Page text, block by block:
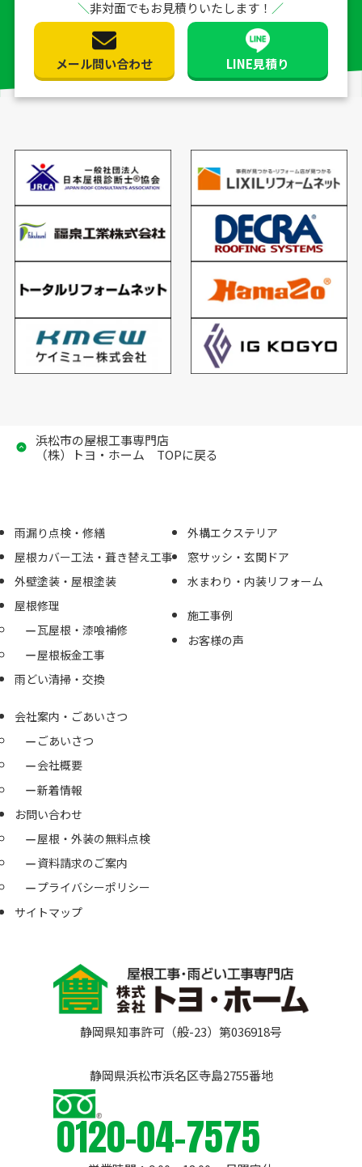
非対面でもお見積りいたします！
メール問い合わせ LINE見積り
浜松市の屋根工事専門店
（株）トヨ・ホーム TOPに戻る
静岡県知事許可（般-23）第036918号
静岡県浜松市浜名区寺島2755番地
0120-04-7575
雨漏り点検・修繕
屋根カバー工法・葺き替え工事
外壁塗装・屋根塗装
屋根修理
瓦屋根・漆喰補修
屋根板金工事
雨どい清掃・交換
外構エクステリア
窓サッシ・玄関ドア
水まわり・内装リフォーム
施工事例
お客様の声
会社案内・ごあいさつ
ごあいさつ
会社概要
新着情報
お問い合わせ
屋根・外装の無料点検
資料請求のご案内
プライバシーポリシー
サイトマップ